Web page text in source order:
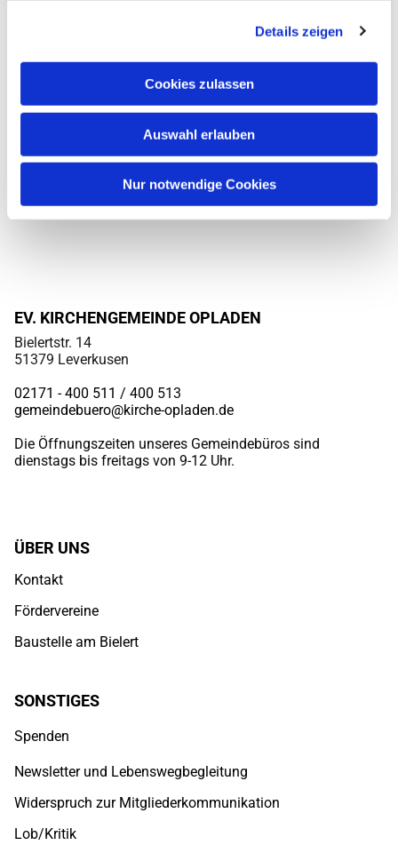
Details zeigen
Cookies zulassen
Auswahl erlauben
Nur notwendige Cookies
EV. KIRCHENGEMEINDE OPLADEN
Bielertstr. 14
51379 Leverkusen
02171 - 400 511 / 400 513
gemeindebuero@kirche-opladen.de
Die Öffnungszeiten unseres Gemeindebüros sind
dienstags bis freitags von 9-12 Uhr.
ÜBER UNS
Kontakt
Fördervereine
Baustelle am Bielert
SONSTIGES
Spenden
Newsletter und Lebenswegbegleitung
Widerspruch zur Mitgliederkommunikation
Lob/Kritik